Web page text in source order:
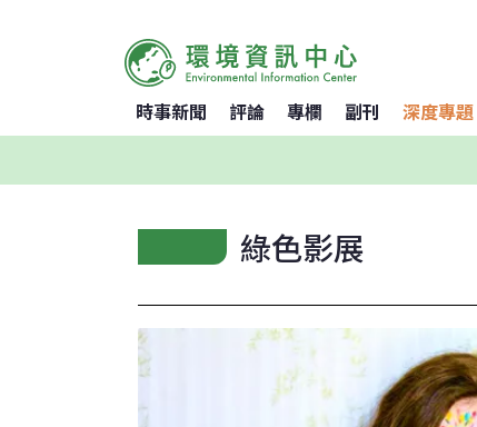
時事新聞 評論 專欄 副刊 深度專題
綠色影展